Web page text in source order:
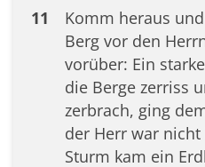
11
Komm heraus
Berg vor den
vorüber: Ein
die Berge zerriss
zerbrach, ging
der Herr war
Sturm kam ein